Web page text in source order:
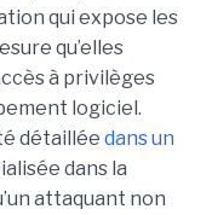
qui expose les
qu’elles
à privilèges
logiciel.
détaillée dans un
dans la
attaquant non